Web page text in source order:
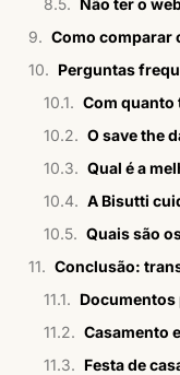
Não ter o
Festa de